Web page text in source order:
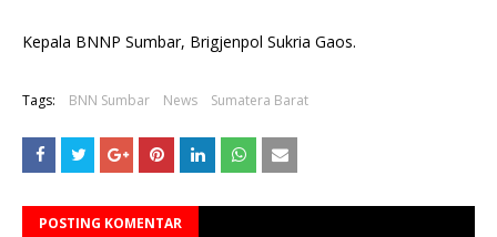
Kepala BNNP Sumbar, Brigjenpol Sukria Gaos.
Tags: BNN Sumbar News Sumatera Barat
POSTING KOMENTAR